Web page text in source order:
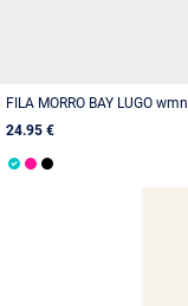
FILA MORRO BAY LUGO wmn
24.95 €